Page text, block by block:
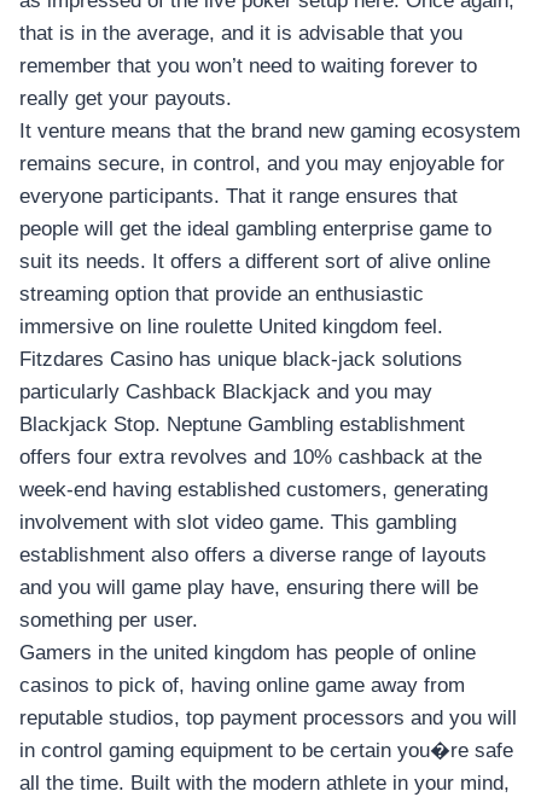
อุปกรณ์เพื่อความบันเทิง
อุปกรณ์เพื่อความบันเทิง
หูฟัง
ลำโพง
โทรทัศน์
สินค้าตามแบรนด์
that is in the average, and it is advisable that you
remember that you won’t need to waiting forever to
really get your payouts.
It venture means that the brand new gaming ecosystem
remains secure, in control, and you may enjoyable for
everyone participants. That it range ensures that
people will get the ideal gambling enterprise game to
suit its needs. It offers a different sort of alive online
streaming option that provide an enthusiastic
immersive on line roulette United kingdom feel.
Fitzdares Casino has unique black-jack solutions
particularly Cashback Blackjack and you may
Blackjack Stop. Neptune Gambling establishment
offers four extra revolves and 10% cashback at the
week-end having established customers, generating
involvement with slot video game. This gambling
establishment also offers a diverse range of layouts
and you will game play have, ensuring there will be
something per user.
Gamers in the united kingdom has people of online
casinos to pick of, having online game away from
reputable studios, top payment processors and you will
in control gaming equipment to be certain you�re safe
all the time. Built with the modern athlete in your mind,